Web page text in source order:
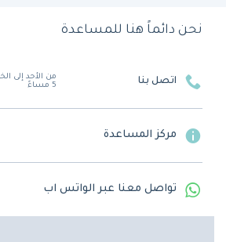
نحن دائماً هنا للمساعدة
اتصل بنا
5 مساءً
مركز المساعدة
تواصل معنا عبر الواتس اب